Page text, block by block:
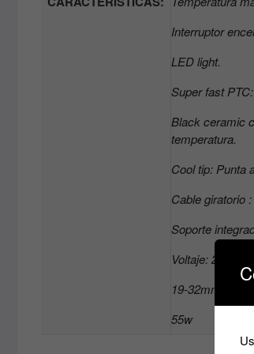
Interruptor
LED light.
Super fast
Black ceramic
temperatura.
Cool tip: Punta
Cable giratorio
Soporte
Voltaje: 220-
19-32mm.
55w